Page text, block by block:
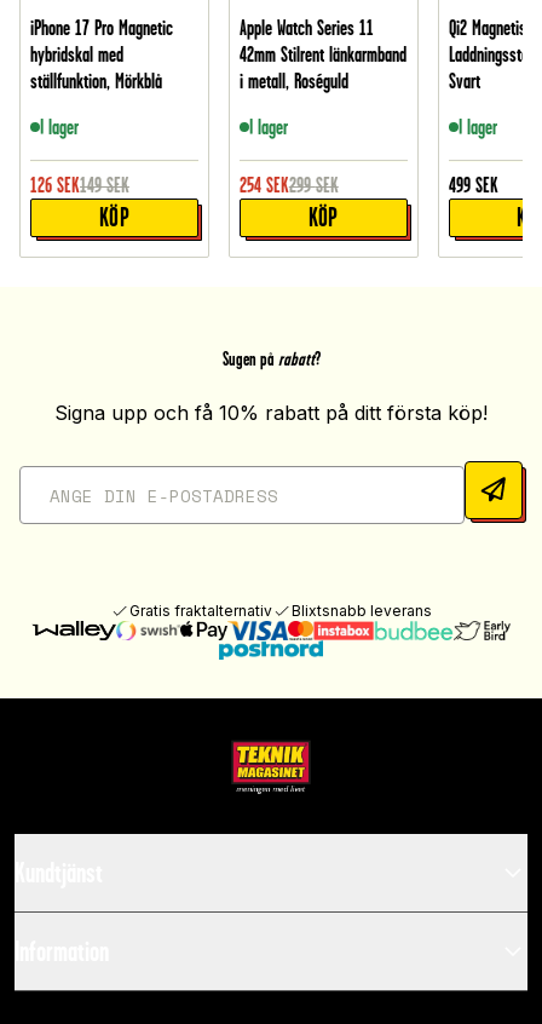
iPhone 17 Pro Magnetic
hybridskal med
ställfunktion, Mörkblå
I lager
126 SEK149 SEK
KÖP
Apple Watch Series 11
42mm Stilrent länkarmband
i metall, Roséguld
I lager
254 SEK299 SEK
KÖP
Qi2 Magnetisk
Svart
I lager
499 SEK
Sugen på rabatt?
Signa upp och få 10% rabatt på ditt första köp!
Gratis fraktalternativ Blixtsnabb leverans